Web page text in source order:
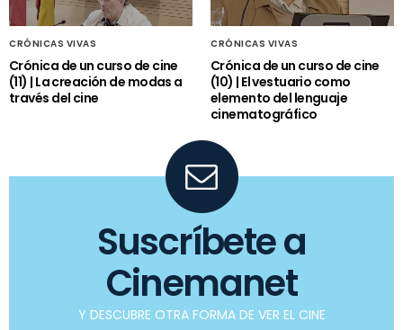
CRÓNICAS VIVAS
Crónica de un curso de cine
(11) | La creación de modas a
través del cine
CRÓNICAS VIVAS
Crónica de un curso de cine
(10) | El vestuario como
elemento del lenguaje
cinematográfico
Suscríbete a
Cinemanet
Y DESCUBRE OTRA FORMA DE VER EL CINE